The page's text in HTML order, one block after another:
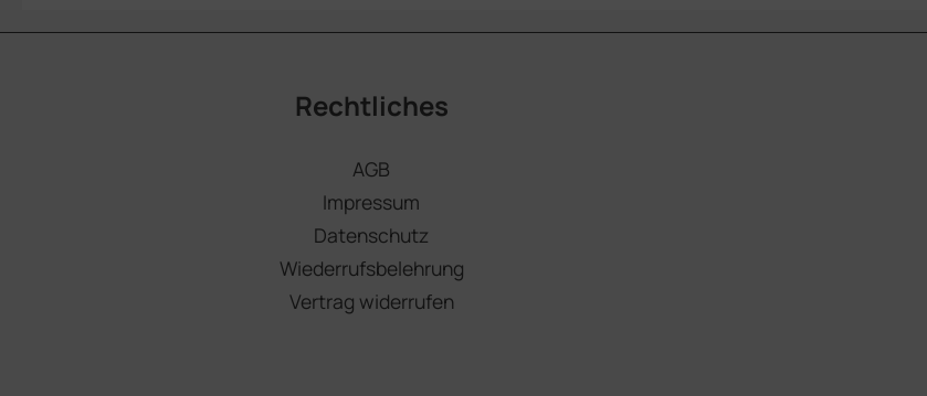
Rechtliches
AGB
Impressum
Datenschutz
Wiederrufsbelehrung
Vertrag widerrufen